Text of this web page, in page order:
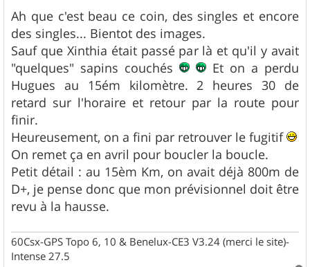
s
s
a
g
e
Ah que c'est beau ce coin, des singles et encore
des singles... Bientot des images.
Sauf que Xinthia était passé par là et qu'il y avait
"quelques" sapins couchés
Et on a perdu
Hugues au 15ém kilomètre. 2 heures 30 de
retard sur l'horaire et retour par la route pour
finir.
Heureusement, on a fini par retrouver le fugitif
On remet ça en avril pour boucler la boucle.
Petit détail : au 15èm Km, on avait déjà 800m de
D+, je pense donc que mon prévisionnel doit être
revu à la hausse.
60Csx-GPS Topo 6, 10 & Benelux-CE3 V3.24 (merci le site)-
Intense 27.5